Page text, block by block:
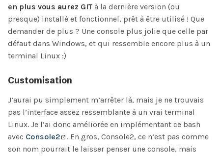
en plus vous aurez GIT à la dernière version (ou
presque) installé et fonctionnel, prêt à être utilisé ! Que
demander de plus ? Une console plus jolie que celle par
défaut dans Windows, et qui ressemble encore plus à un
terminal Linux :)
Customisation
J’aurai pu simplement m’arrêter là, mais je ne trouvais
pas l’interface assez ressemblante à un vrai terminal
Linux. Je l’ai donc améliorée en implémentant ce bash
avec Console2
. En gros, Console2, ce n’est pas comme
son nom pourrait le laisser penser une console, mais